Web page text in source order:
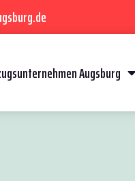
Augsburg